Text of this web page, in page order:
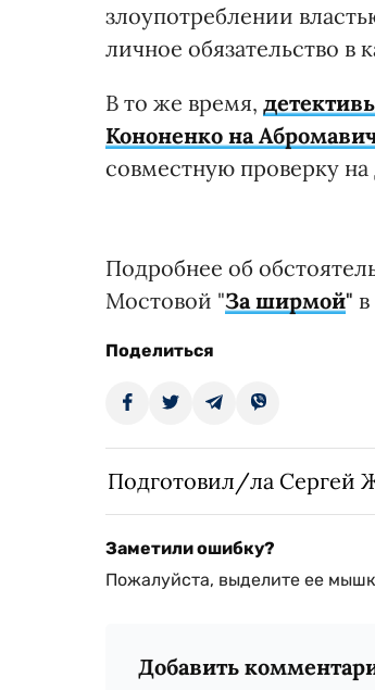
злоупотреблении
личное обязательство в
В то же время,
Кононенко на
совместную проверку
Подробнее об
Мостовой "За ширмой"
Поделиться
Подготовил/ла Сергей
Заметили ошибку?
Пожалуйста, выделите ее
Добавить